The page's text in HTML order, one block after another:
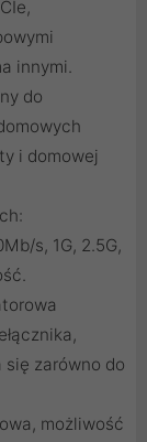
innymi.
do
i domowej
s, 1G, 2.5G,
zarówno do
możliwość